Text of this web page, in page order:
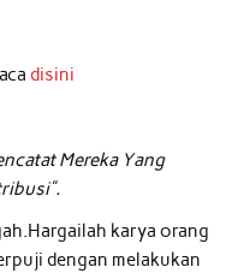
disini
Mereka Yang
karya orang
dengan melakukan